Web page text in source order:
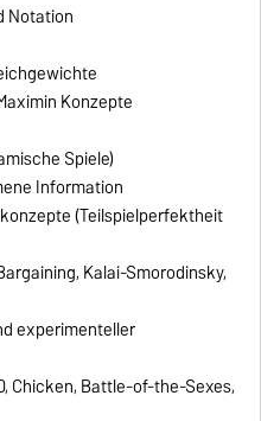
Notation
Konzepte
Spiele)
Information
(Teilspielperfektheit
Kalai-Smorodinsky,
experimenteller
Chicken, Battle-of-the-Sexes,